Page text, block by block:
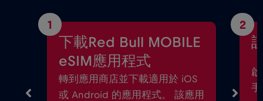
1
下載Red Bull MOBILE
eSIM應用程式
轉到應用商店並下載適用於 iOS
或 Android 的應用程式。 該應用
2
手